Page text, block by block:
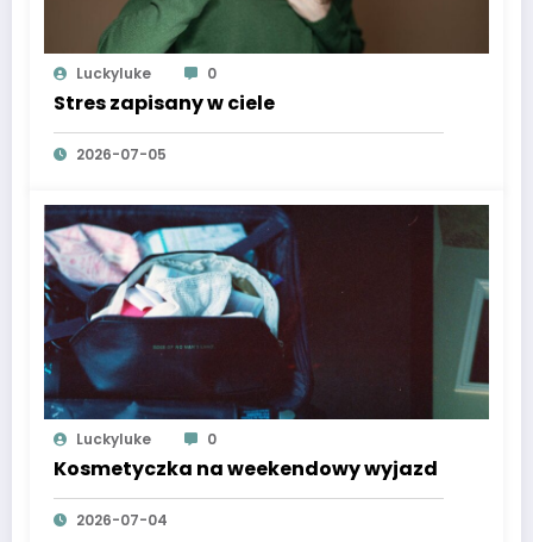
Luckyluke 0
Stres zapisany w ciele
2026-07-05
Luckyluke 0
Kosmetyczka na weekendowy wyjazd
2026-07-04